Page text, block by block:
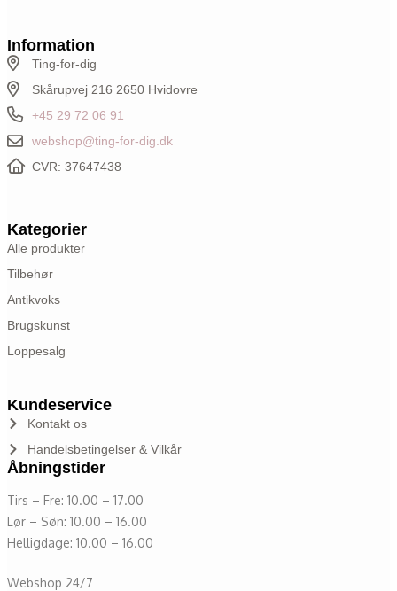
Information
Ting-for-dig
Skårupvej 216 2650 Hvidovre
+45 29 72 06 91
webshop@ting-for-dig.dk
CVR: 37647438
Kategorier
Alle produkter
Tilbehør
Antikvoks
Brugskunst
Loppesalg
Kundeservice
Kontakt os
Handelsbetingelser & Vilkår
Åbningstider
Tirs – Fre: 10.00 – 17.00
Lør – Søn: 10.00 – 16.00
Helligdage: 10.00 – 16.00
Webshop 24/7